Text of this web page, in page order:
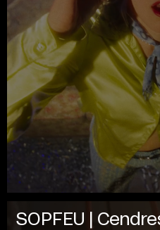
SOPFEU |